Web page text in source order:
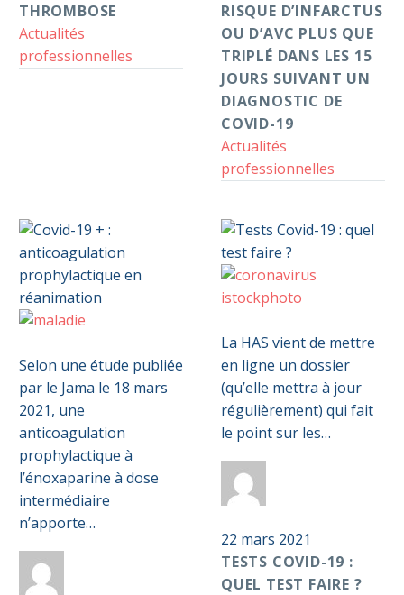
THROMBOSE
Actualités
professionnelles
de
Covid-
19
RISQUE D’INFARCTUS
OU D’AVC PLUS QUE
TRIPLÉ DANS LES 15
JOURS SUIVANT UN
DIAGNOSTIC DE
COVID-19
Actualités
professionnelles
19
+
:
anticoagulation
prophylactique
en
réanimation
Selon une étude publiée
par le Jama le 18 mars
2021, une
anticoagulation
prophylactique à
l’énoxaparine à dose
intermédiaire
n’apporte…
Covid-
19
:
quel
test
La HAS vient de mettre
en ligne un dossier
(qu’elle mettra à jour
régulièrement) qui fait
le point sur les…
22 mars 2021
TESTS COVID-19 :
QUEL TEST FAIRE ?